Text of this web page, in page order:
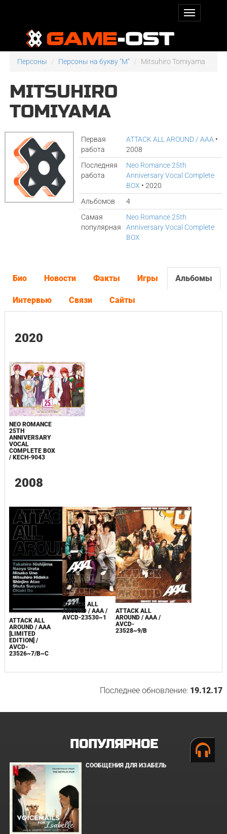
Персоны Персоны на букву "M" Mitsuhiro Tomiyama
MITSUHIRO
TOMIYAMA
Первая
работа
ATTACK ALL AROUND / AAA •
2008
Последняя
работа
Neo Romance 25th
Anniversary Vocal Complete
BOX • 2020
Альбомов
4
Самая
популярная
Neo Romance 25th
Anniversary Vocal Complete
BOX
Био Новости Факты Игры Альбомы
Интервью Связи Сайты
2020
NEO ROMANCE
25TH
ANNIVERSARY
VOCAL
COMPLETE BOX
/ KECH-9043
2008
ATTACK ALL
AROUND / AAA
[LIMITED
EDITION] /
AVCD-
23526~7/B~C
ATTACK ALL
AROUND / AAA /
AVCD-23530~1
ATTACK ALL
AROUND / AAA /
AVCD-
23528~9/B
Последнее обновление: 19.12.17
ПОПУЛЯРНОЕ
СООБЩЕНИЯ ДЛЯ ИЗАБЕЛЬ